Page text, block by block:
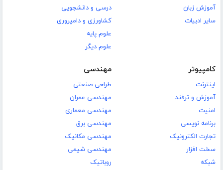
آموزش زبان
سایر ادبیات
درسی و دانشجویی
کشاورزی و دامپروری
علوم پایه
علوم دیگر
کامپیوتر
اینترنت
آموزش و ترفند
امنیت
برنامه نویسی
تجارت الکترونیک
سخت افزار
شبکه
مهندسی
طراحی صنعتی
مهندسی عمران
مهندسی معماری
مهندسی برق
مهندسی مکانیک
مهندسی شیمی
روباتیک